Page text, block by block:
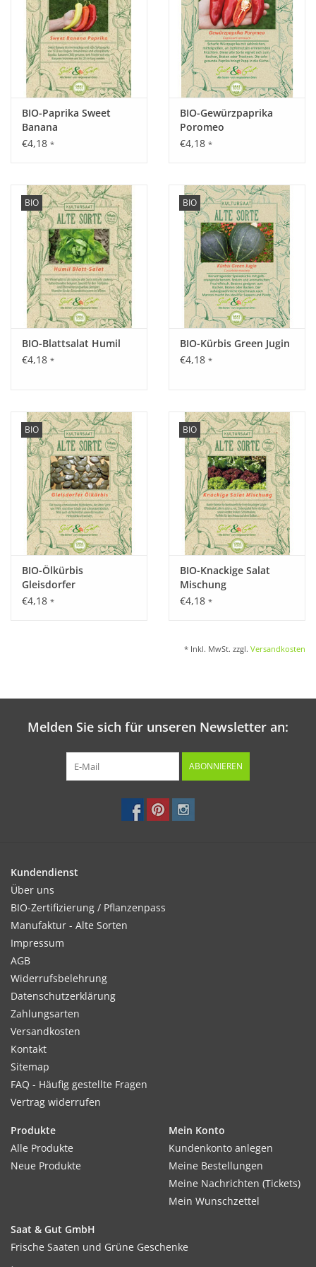
lockere, humusreiche Böden.
Ernte / Blüte:
Erstreckt sich von April bis Oktober.
Verwendung:
anregende Wirkung.
Tipp:
Empfohlene Anbaupause - 3 Jahre.
Inhalt:
150 Korn
BIO-Paprika Sweet
Banana
€4,18 *
BIO-Gewürzpaprika
Poromeo
€4,18 *
BIO
BIO-Blattsalat Humil
€4,18 *
BIO
BIO-Kürbis Green Jugin
€4,18 *
BIO
BIO-Ölkürbis
Gleisdorfer
€4,18 *
BIO
BIO-Knackige Salat
Mischung
€4,18 *
* Inkl. MwSt. zzgl. Versandkosten
Melden Sie sich für unseren Newsletter an:
ABONNIEREN
Kundendienst
Über uns
BIO-Zertifizierung / Pflanzenpass
Manufaktur - Alte Sorten
Impressum
AGB
Widerrufsbelehrung
Datenschutzerklärung
Zahlungsarten
Versandkosten
Kontakt
Sitemap
FAQ - Häufig gestellte Fragen
Vertrag widerrufen
Produkte
Alle Produkte
Neue Produkte
Mein Konto
Kundenkonto anlegen
Meine Bestellungen
Meine Nachrichten (Tickets)
Mein Wunschzettel
Saat & Gut GmbH
Frische Saaten und Grüne Geschenke